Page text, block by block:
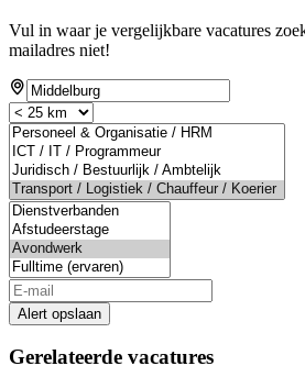
Vul in waar je vergelijkbare vacatures
mailadres niet!
Alert opslaan
Gerelateerde vacatures